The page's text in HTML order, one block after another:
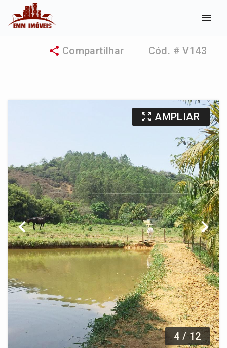
menu
share Compartilhar Cód. # V143
4 / 12
zoom_out_map AMPLIAR
chevron_left chevron_right